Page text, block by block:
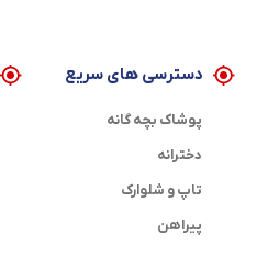
دسترسی های سریع
پوشاک بچه گانه
دخترانه
تاپ و شلوارک
پیراهن